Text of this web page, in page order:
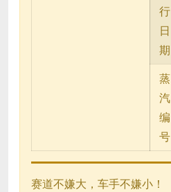
行
日
期
蒸
汽
编
号
赛道不嫌大，车手不嫌小